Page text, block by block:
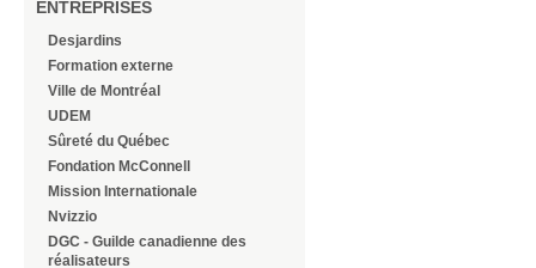
ENTREPRISES
Desjardins
Formation externe
Ville de Montréal
UDEM
Sûreté du Québec
Fondation McConnell
Mission Internationale
Nvizzio
DGC - Guilde canadienne des
réalisateurs